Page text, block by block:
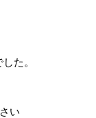
た。
い